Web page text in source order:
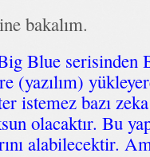
bakalım.
Blue serisinden
(yazılım)
istemez bazı
olacaktır. Bu
alabilecektir.